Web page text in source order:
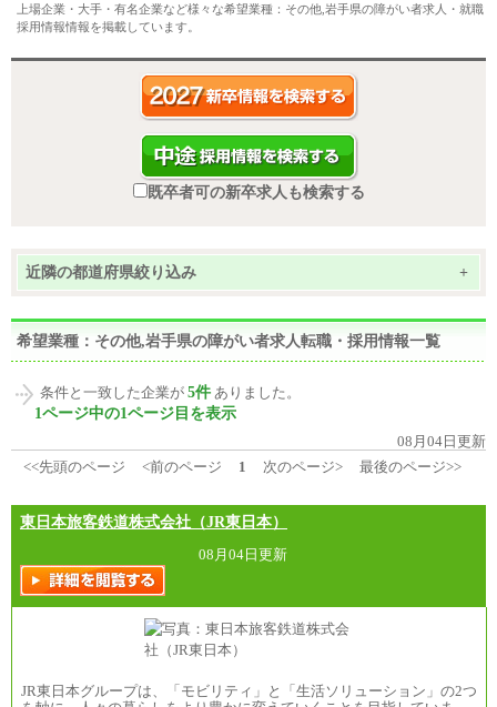
上場企業・大手・有名企業など様々な希望業種：その他,岩手県の障がい者求人・就職
採用情報情報を掲載しています。
既卒者可の新卒求人も検索する
近隣の都道府県絞り込み +
希望業種：その他,岩手県の障がい者求人転職・採用情報一覧
条件と一致した企業が 5件 ありました。
1ページ中の1ページ目を表示
08月04日更新
<<先頭のページ
<前のページ 1 次のページ> 最後のページ>>
東日本旅客鉄道株式会社（JR東日本）
08月04日更新
JR東日本グループは、「モビリティ」と「生活ソリューション」の2つ